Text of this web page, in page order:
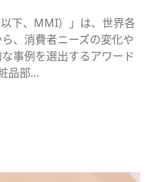
下、MMI）」は、世界各
、消費者ニーズの変化や
事例を選出するアワード
品部…